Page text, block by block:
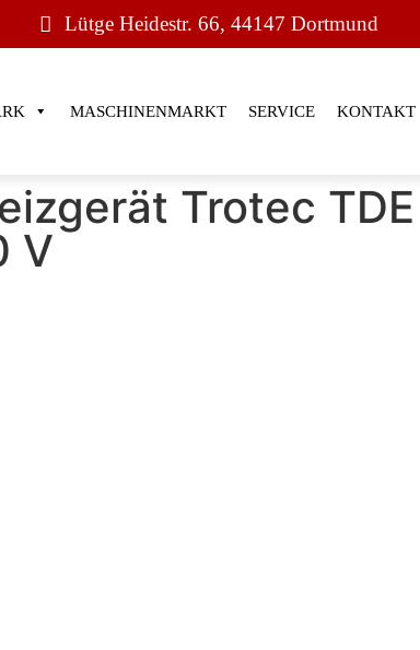
Lütge Heidestr. 66, 44147 Dortmund
MASCHINENMARKT SERVICE KONTAKT
Trotec TDE
V